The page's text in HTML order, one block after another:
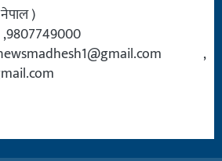
)
,9807749000
,